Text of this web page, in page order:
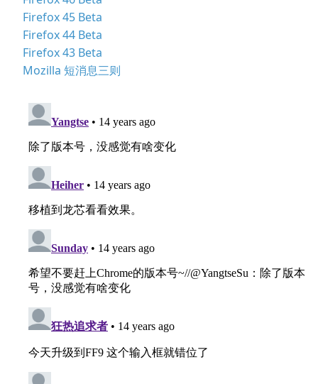
Firefox 45 Beta
Firefox 44 Beta
Firefox 43 Beta
Mozilla 短消息三则